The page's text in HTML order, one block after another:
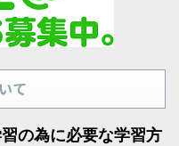
て
の為に必要な学習方